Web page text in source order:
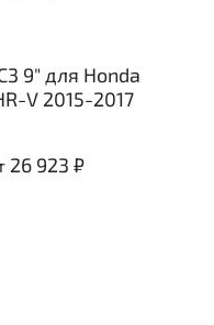
9" для Honda
V 2015-2017
26 923 ₽